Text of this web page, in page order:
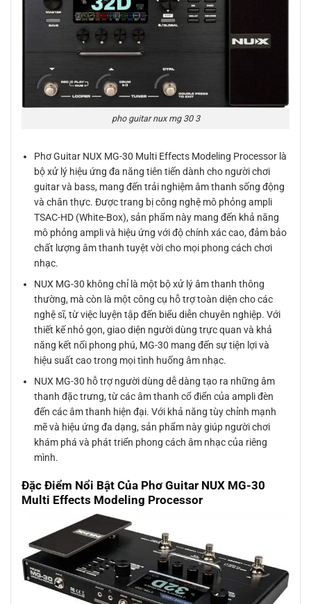
pho guitar nux mg 30 3
Phơ Guitar NUX MG-30 Multi Effects Modeling Processor là
bộ xử lý hiệu ứng đa năng tiên tiến dành cho người chơi
guitar và bass, mang đến trải nghiệm âm thanh sống động
và chân thực. Được trang bị công nghệ mô phỏng ampli
TSAC-HD (White-Box), sản phẩm này mang đến khả năng
mô phỏng ampli và hiệu ứng với độ chính xác cao, đảm bảo
chất lượng âm thanh tuyệt vời cho mọi phong cách chơi
nhạc.
NUX MG-30 không chỉ là một bộ xử lý âm thanh thông
thường, mà còn là một công cụ hỗ trợ toàn diện cho các
nghệ sĩ, từ việc luyện tập đến biểu diễn chuyên nghiệp. Với
thiết kế nhỏ gọn, giao diện người dùng trực quan và khả
năng kết nối phong phú, MG-30 mang đến sự tiện lợi và
hiệu suất cao trong mọi tình huống âm nhạc.
NUX MG-30 hỗ trợ người dùng dễ dàng tạo ra những âm
thanh đặc trưng, từ các âm thanh cổ điển của ampli đèn
đến các âm thanh hiện đại. Với khả năng tùy chỉnh mạnh
mẽ và hiệu ứng đa dạng, sản phẩm này giúp người chơi
khám phá và phát triển phong cách âm nhạc của riêng
mình.
Đặc Điểm Nổi Bật Của Phơ Guitar NUX MG-30
Multi Effects Modeling Processor